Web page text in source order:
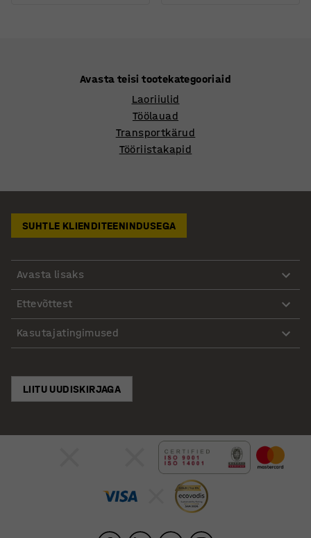
Avasta teisi tootekategooriaid
Laoriiulid
Töölauad
Transportkärud
Tööriistakapid
SUHTLE KLIENDITEENINDUSEGA
Avasta lisaks
Ettevõttest
Kasutajatingimused
LIITU UUDISKIRJAGA